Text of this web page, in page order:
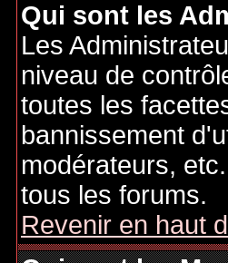
Qui sont les
Les
niveau de
toutes les
bannissement
modérateurs,
tous les forums.
Revenir en haut